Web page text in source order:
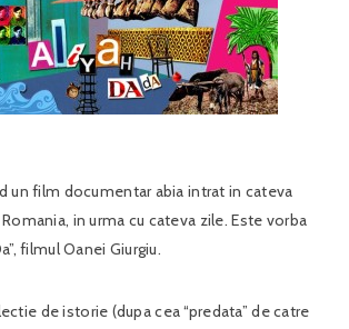
un film documentar abia intrat in cateva
in urma cu cateva zile. Este vorba
filmul Oanei Giurgiu.
de istorie (dupa cea “predata” de catre